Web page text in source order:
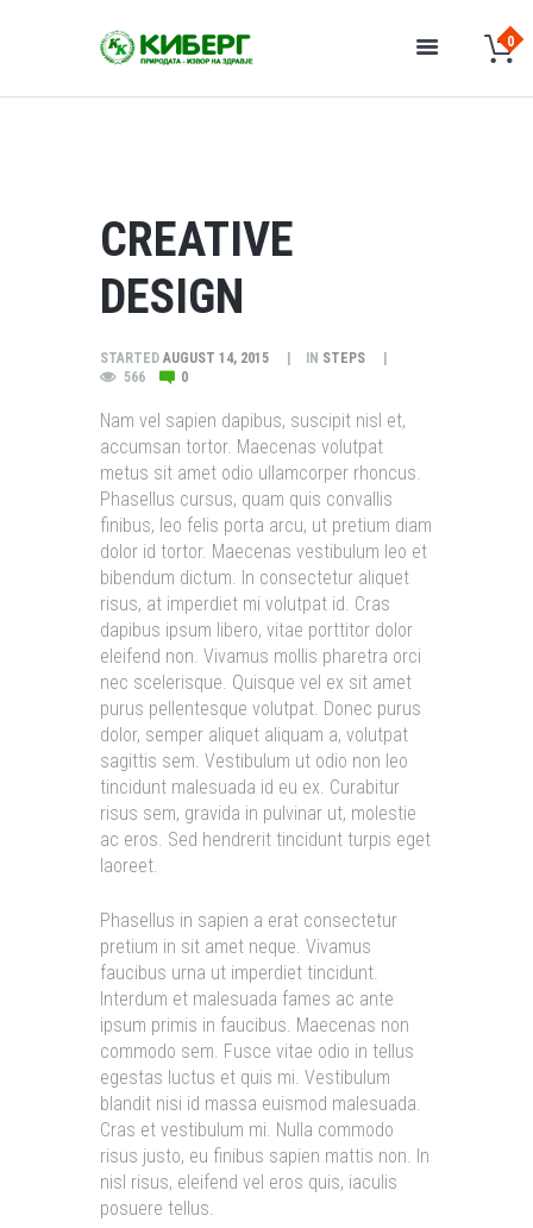
CREATIVE
DESIGN
STARTED AUGUST 14, 2015 IN STEPS
566
0
Nam vel sapien dapibus, suscipit nisl et,
accumsan tortor. Maecenas volutpat
metus sit amet odio ullamcorper rhoncus.
Phasellus cursus, quam quis convallis
finibus, leo felis porta arcu, ut pretium diam
dolor id tortor. Maecenas vestibulum leo et
bibendum dictum. In consectetur aliquet
risus, at imperdiet mi volutpat id. Cras
dapibus ipsum libero, vitae porttitor dolor
eleifend non. Vivamus mollis pharetra orci
nec scelerisque. Quisque vel ex sit amet
purus pellentesque volutpat. Donec purus
dolor, semper aliquet aliquam a, volutpat
sagittis sem. Vestibulum ut odio non leo
tincidunt malesuada id eu ex. Curabitur
risus sem, gravida in pulvinar ut, molestie
ac eros. Sed hendrerit tincidunt turpis eget
laoreet.
Phasellus in sapien a erat consectetur
pretium in sit amet neque. Vivamus
faucibus urna ut imperdiet tincidunt.
Interdum et malesuada fames ac ante
ipsum primis in faucibus. Maecenas non
commodo sem. Fusce vitae odio in tellus
egestas luctus et quis mi. Vestibulum
blandit nisi id massa euismod malesuada.
Cras et vestibulum mi. Nulla commodo
risus justo, eu finibus sapien mattis non. In
nisl risus, eleifend vel eros quis, iaculis
posuere tellus.